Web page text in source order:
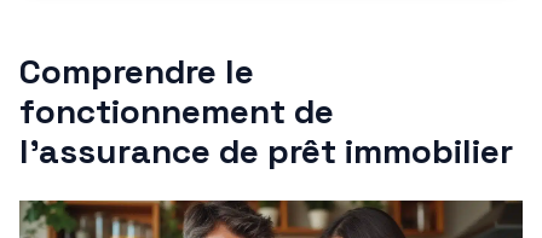
Comprendre le
fonctionnement de
l’assurance de prêt immobilier